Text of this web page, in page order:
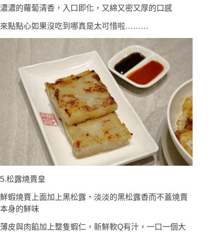
濃濃的蘿蔔清香，入口即化，又綿又密又厚的口感
來點點心如果沒吃到哪真是太可惜啦………
5.松露燒賣皇
鮮蝦燒賣上面加上黑松露，淡淡的黑松露香而不蓋燒賣
本身的鮮味
薄皮與肉餡加上整隻蝦仁，新鮮軟Q有汁，一口一個大